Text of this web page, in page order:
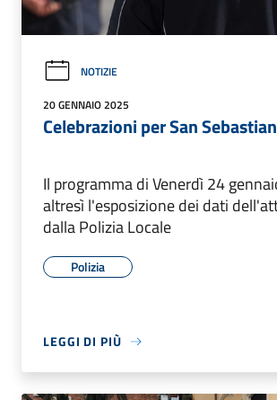
NOTIZIE
20 GENNAIO 2025
Celebrazioni per San
Il programma di Venerdì 24
altresì l'esposizione dei dati
dalla Polizia Locale
Polizia
LEGGI DI PIÙ